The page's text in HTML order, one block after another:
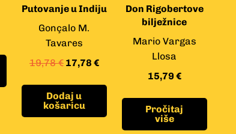
Putovanje u Indiju
Gonçalo M.
Tavares
19,78€ 17,78 €
Dodaj u
košaricu
Don Rigobertove
bilježnice
Mario Vargas
Llosa
15,79 €
Pročitaj
više